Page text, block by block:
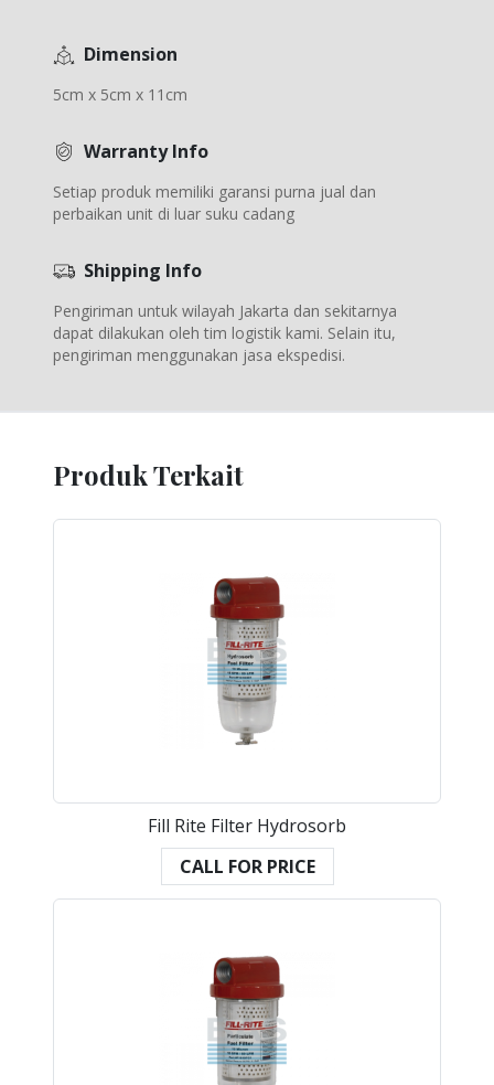
Dimension
5cm x 5cm x 11cm
Warranty Info
Setiap produk memiliki garansi purna jual dan
perbaikan unit di luar suku cadang
Shipping Info
Pengiriman untuk wilayah Jakarta dan sekitarnya
dapat dilakukan oleh tim logistik kami. Selain itu,
pengiriman menggunakan jasa ekspedisi.
Produk Terkait
Fill Rite Filter Hydrosorb
CALL FOR PRICE